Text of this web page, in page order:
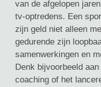
van de afgelopen
tv-optredens. Een
zijn geld niet alleen
gedurende zijn
samenwerkingen en
Denk bijvoorbeeld
coaching of het